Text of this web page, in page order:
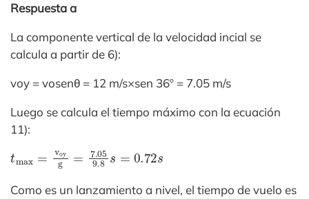
Respuesta a
La componente vertical de la velocidad incial se
calcula a partir de 6):
voy = vosenθ = 12 m/s×sen 36º = 7.05 m/s
Luego se calcula el tiempo máximo con la ecuación
11):
t voy 7.05 9.8s =0.72
Como es un lanzamiento a nivel, el tiempo de vuelo es